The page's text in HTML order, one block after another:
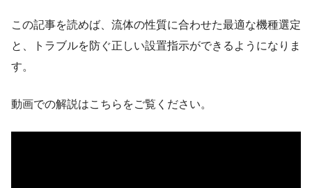
この記事を読めば、流体の性質に合わせた最適な機種選定
と、トラブルを防ぐ正しい設置指示ができるようになりま
す。
動画での解説はこちらをご覧ください。